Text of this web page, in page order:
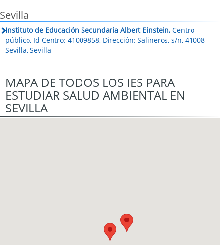
Sevilla
Instituto de Educación Secundaria Albert Einstein, Centro
público, Id Centro: 41009858, Dirección: Salineros, s/n, 41008
Sevilla, Sevilla
MAPA DE TODOS LOS IES PARA
ESTUDIAR SALUD AMBIENTAL EN
SEVILLA